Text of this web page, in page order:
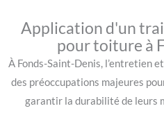
Application d'un
pour toiture à
À Fonds-Saint-Denis, l’entretien
des préoccupations majeures
garantir la durabilité de leurs